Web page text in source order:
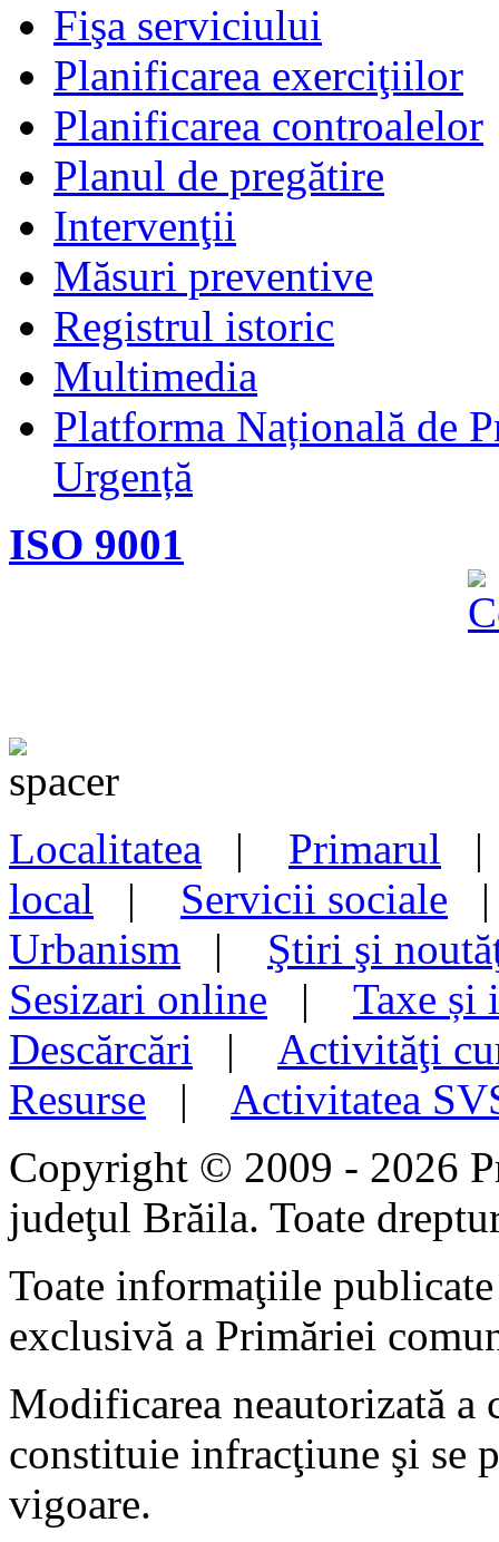
Fişa serviciului
Planificarea exerciţiilor
Planificarea controalelor
Planul de pregătire
Intervenţii
Măsuri preventive
Registrul istoric
Multimedia
Platforma Națională de
Urgență
ISO 9001
Localitatea | Primarul
local | Servicii sociale
Urbanism | Ştiri şi
Sesizari online | Taxe și
Descărcări | Activităţi
Resurse | Activitatea
Copyright © 2009 - 2026
judeţul Brăila. Toate
Toate informaţiile
exclusivă a Primăriei
Modificarea neautorizată a
constituie infracţiune şi se
vigoare.